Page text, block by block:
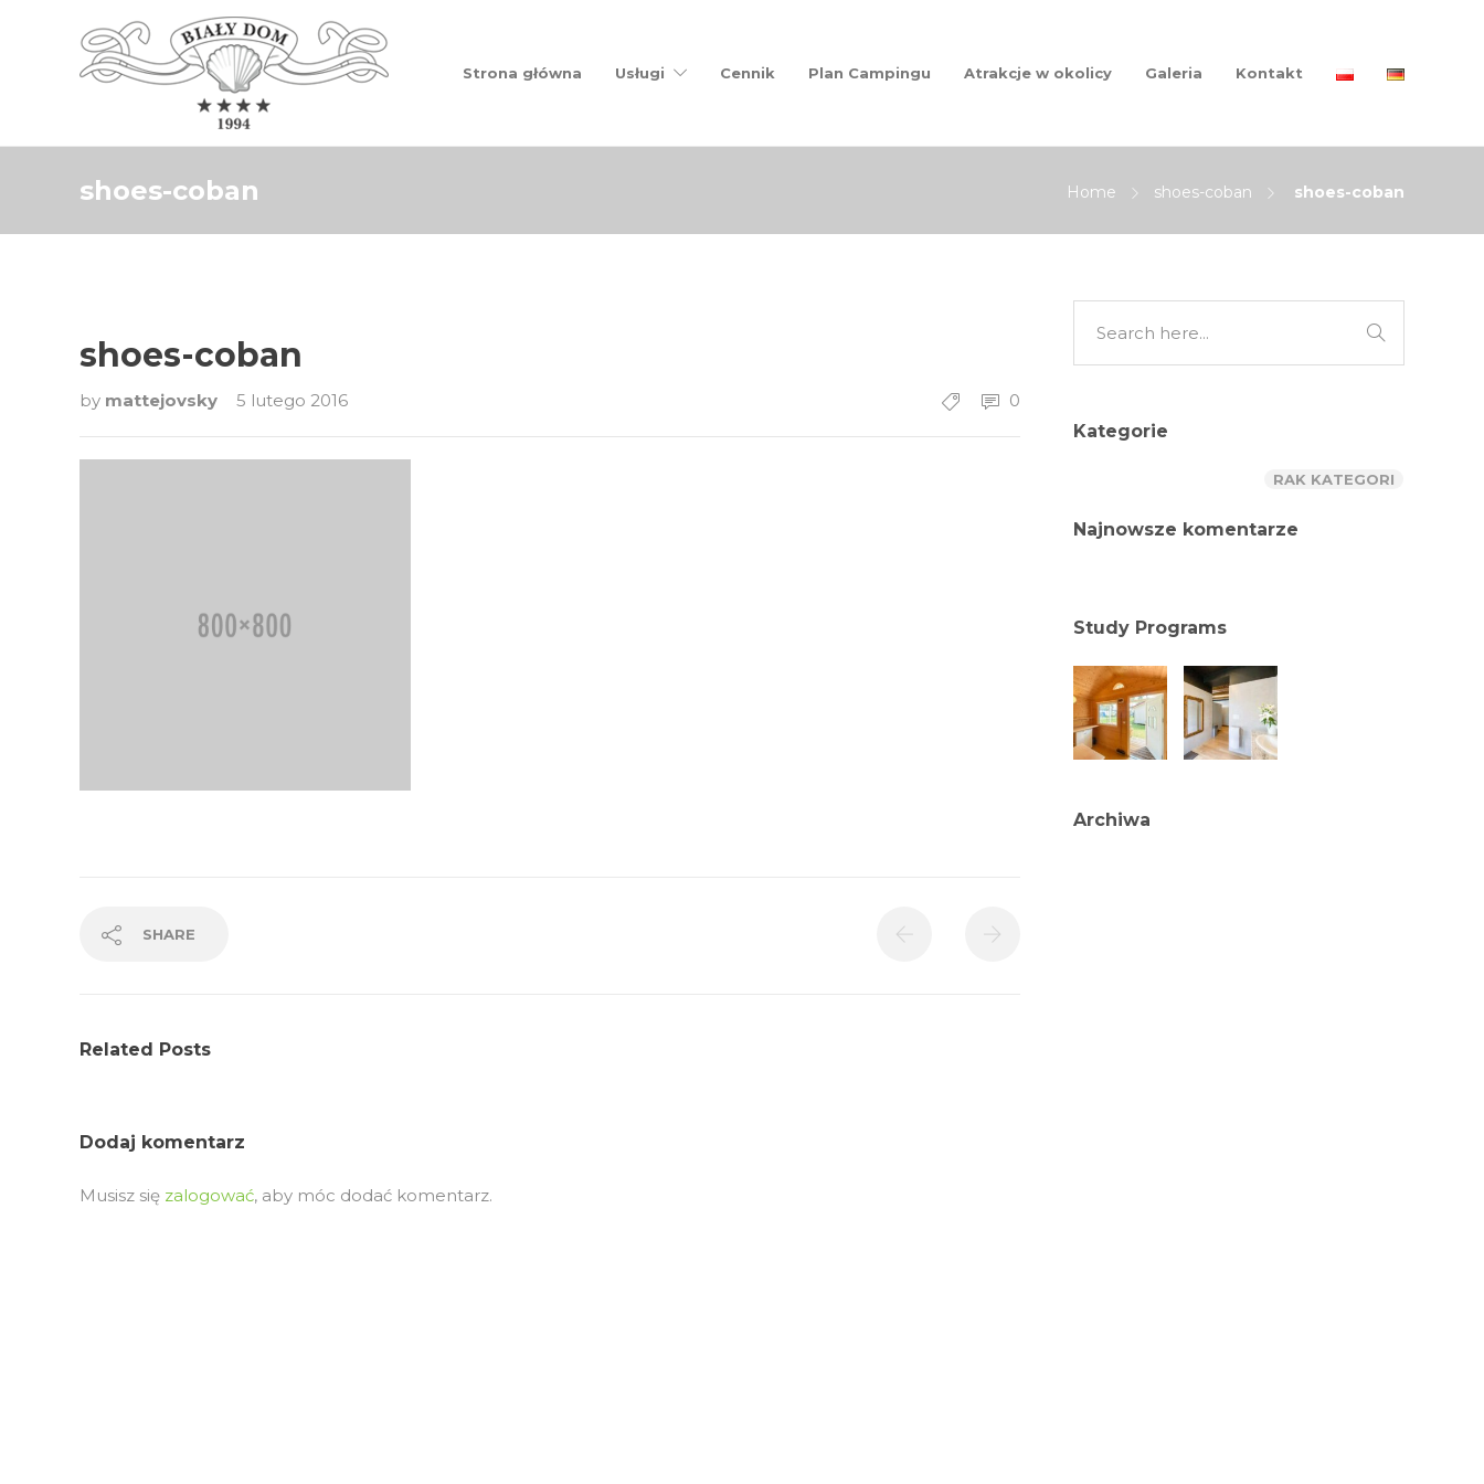
Strona główna Usługi Cennik Plan Campingu Atrakcje w okolicy Galeria Kontakt
shoes-coban Home shoes-coban shoes-coban
shoes-coban
by mattejovsky 5 lutego 2016 0
SHARE
Related Posts
Dodaj komentarz
Musisz się zalogować, aby móc dodać komentarz.
Kategorie
RAK KATEGORI
Najnowsze komentarze
Study Programs
Archiwa